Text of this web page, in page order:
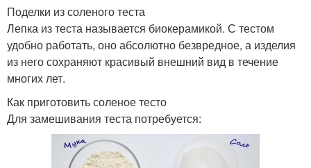
Поделки из соленого теста
Лепка из теста называется биокерамикой. С тестом
удобно работать, оно абсолютно безвредное, а изделия
из него сохраняют красивый внешний вид в течение
многих лет.
Как приготовить соленое тесто
Для замешивания теста потребуется: